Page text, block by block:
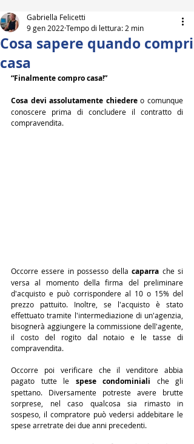
Cosa sapere quando compri
casa
Gabriella Felicetti
9 gen 2022 Tempo di lettura: 2 min
“Finalmente compro casa!”
Cosa devi assolutamente chiedere o comunque
conoscere prima di concludere il contratto di
compravendita.
Occorre essere in possesso della caparra che si
versa al momento della firma del preliminare
d'acquisto e può corrispondere al 10 o 15% del
prezzo pattuito. Inoltre, se l'acquisto è stato
effettuato tramite l'intermediazione di un'agenzia,
bisognerà aggiungere la commissione dell'agente,
il costo del rogito dal notaio e le tasse di
compravendita.
Occorre poi verificare che il venditore abbia
pagato tutte le spese condominiali che gli
spettano. Diversamente potreste avere brutte
sorprese, nel caso qualcosa sia rimasto in
sospeso, il compratore può vedersi addebitare le
spese arretrate dei due anni precedenti.